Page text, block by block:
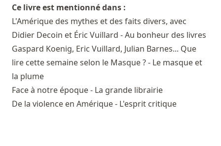
Ce livre est mentionné dans :
L'Amérique des mythes et des faits divers, avec
Didier Decoin et Éric Vuillard - Au bonheur des livres
Gaspard Koenig, Eric Vuillard, Julian Barnes... Que
lire cette semaine selon le Masque ? - Le masque et
la plume
Face à notre époque - La grande librairie
De la violence en Amérique - L'esprit critique